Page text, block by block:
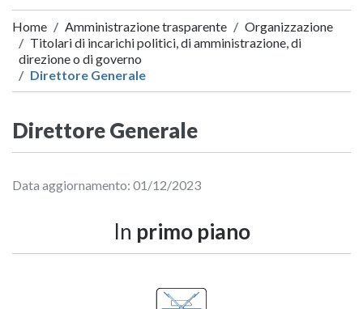
Home Amministrazione trasparente
Organizzazione
Titolari di incarichi politici, di amministrazione, di
direzione o di governo
Direttore Generale
Direttore Generale
Data aggiornamento: 01/12/2023
In primo piano